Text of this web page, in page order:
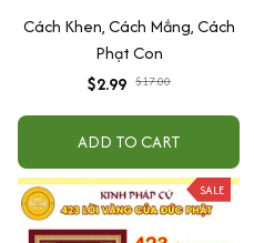
Cách Khen, Cách Mắng, Cách
Phạt Con
$2.99 $17.00
ADD TO CART
SALE